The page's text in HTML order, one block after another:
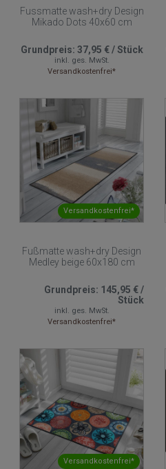
Fussmatte wash+dry Design
Mikado Dots 40x60 cm
Grundpreis: 37,95 €/Stück
inkl. ges. MwSt.
Versandkostenfrei*
Versandkostenfrei*
Fußmatte wash+dry Design
Medley beige 60x180 cm
Grundpreis: 145,95 €/
Stück
inkl. ges. MwSt.
Versandkostenfrei*
Versandkostenfrei*